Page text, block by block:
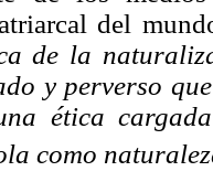
del
de la
y perverso
ética
como